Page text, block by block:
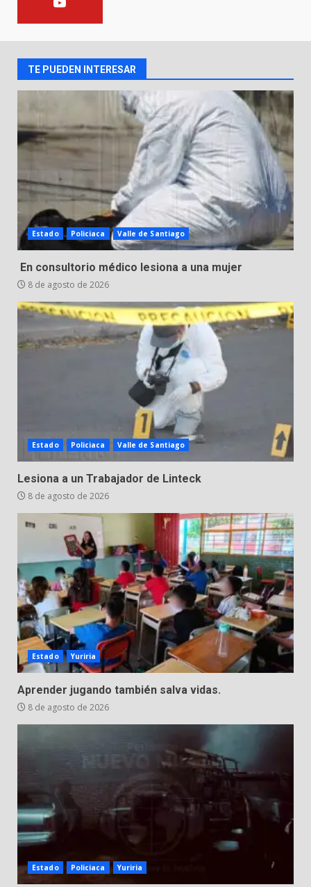
2
3
Aprender jugando también salva
vidas.
8 de agosto de 2026
4
Incendio en taller mecánico de
Puerto de Águila:
7 de agosto de 2026
5
Inauguran la Galería Historia y
Arte en Cartonería
7 de agosto de 2026
Valle de Santiago refuerza
seguridad con nuevas unidades
7 de agosto de 2026
7
Los Pastores: tradición que
resiste al paso del tiempo
6 de agosto de 2026
TE PUEDEN INTERESAR
Estado Policiaca Valle de Santiago
En consultorio médico lesiona a una mujer
8 de agosto de 2026
Estado Policiaca Valle de Santiago
Lesiona a un Trabajador de Linteck
8 de agosto de 2026
Estado Yuriria
Aprender jugando también salva vidas.
8 de agosto de 2026
Estado Policiaca Yuriria